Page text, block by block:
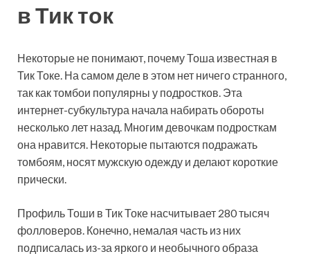
в Тик ток
Некоторые не понимают, почему Тоша известная в
Тик Токе. На самом деле в этом нет ничего странного,
так как томбои популярны у подростков. Эта
интернет-субкультура начала набирать обороты
несколько лет назад. Многим девочкам подросткам
она нравится. Некоторые пытаются подражать
томбоям, носят мужскую одежду и делают короткие
прически.
Профиль Тоши в Тик Токе насчитывает 280 тысяч
фолловеров. Конечно, немалая часть из них
подписалась из-за яркого и необычного образа